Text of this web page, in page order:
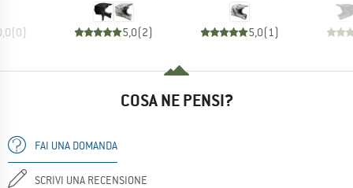
(0) 5,0(2) 5,0(1)
COSA NE PENSI?
FAI UNA DOMANDA
SCRIVI UNA RECENSIONE